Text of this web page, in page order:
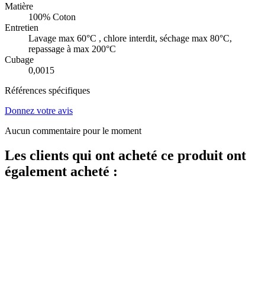
Matière
100% Coton
Entretien
Lavage max 60°C , chlore interdit, séchage max 80°C,
repassage à max 200°C
Cubage
0,0015
Références spécifiques
Donnez votre avis
Aucun commentaire pour le moment
Les clients qui ont acheté ce produit ont
également acheté :